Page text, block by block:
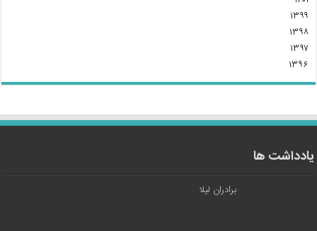
۱۳۹۹
۱۳۹۸
۱۳۹۷
۱۳۹۶
یادداشت ها
برادران لیلا